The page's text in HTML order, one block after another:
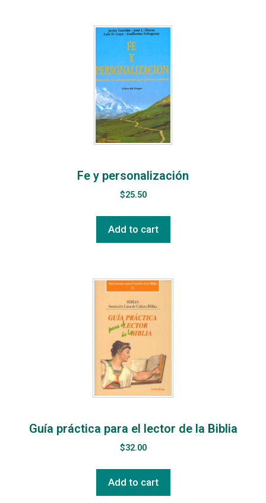
Fe y personalización
$25.50
Add to cart
Guía práctica para el lector de la Biblia
$32.00
Add to cart